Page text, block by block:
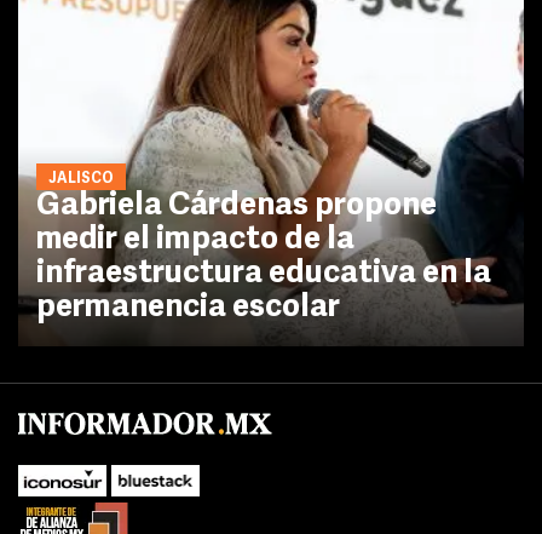
JALISCO
Gabriela Cárdenas propone
medir el impacto de la
infraestructura educativa en la
permanencia escolar